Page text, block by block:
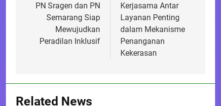
navigation
PN Sragen dan PN
Semarang Siap
Mewujudkan
Peradilan Inklusif
Kerjasama Antar
Layanan Penting
dalam Mekanisme
Penanganan
Kekerasan
Related News